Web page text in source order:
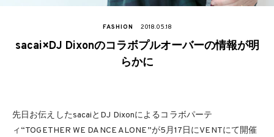
FASHION 2018.05.18
sacai×DJ Dixonのコラボプルオーバーの情報が明
らかに
先日お伝えしたsacaiとDJ Dixonによるコラボパーテ
ィ“TOGETHER WE DANCE ALONE”が5月17日にVENTにて開催